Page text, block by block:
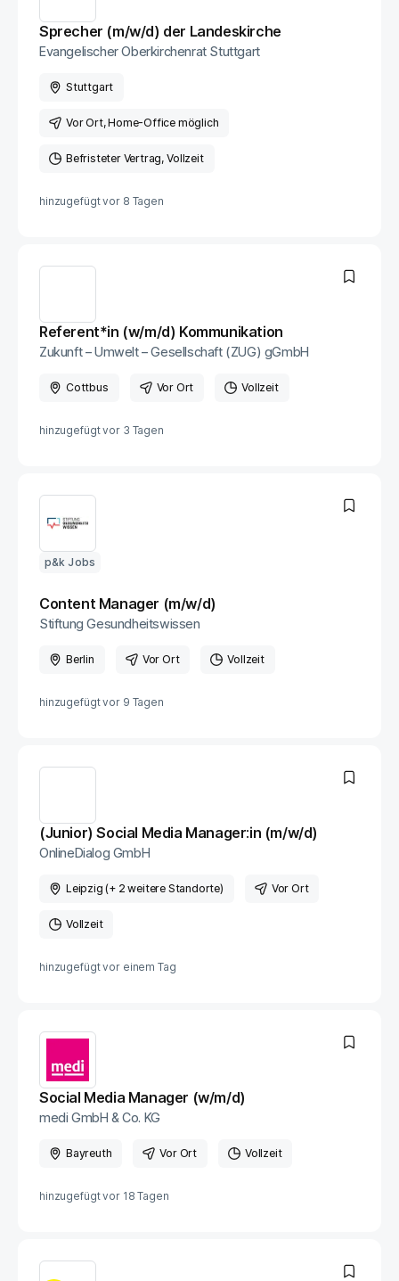
Sprecher (m/w/d) der Landeskirche
Evangelischer Oberkirchenrat Stuttgart
Stuttgart
Vor Ort, Home-Office möglich
Befristeter Vertrag Vollzeit
hinzugefügt vor 8 Tagen
Referent*in (w/m/d) Kommunikation
Zukunft – Umwelt – Gesellschaft (ZUG) gGmbH
Cottbus Vor Ort Vollzeit
hinzugefügt vor 3 Tagen
p&k Jobs
Content Manager (m/w/d)
Stiftung Gesundheitswissen
Berlin Vor Ort Vollzeit
hinzugefügt vor 9 Tagen
(Junior) Social Media Manager:in (m/w/d)
OnlineDialog GmbH
Leipzig (+ 2 weitere Standorte) Vor Ort
Vollzeit
hinzugefügt vor einem Tag
Social Media Manager (w/m/d)
medi GmbH & Co. KG
Bayreuth Vor Ort Vollzeit
hinzugefügt vor 18 Tagen